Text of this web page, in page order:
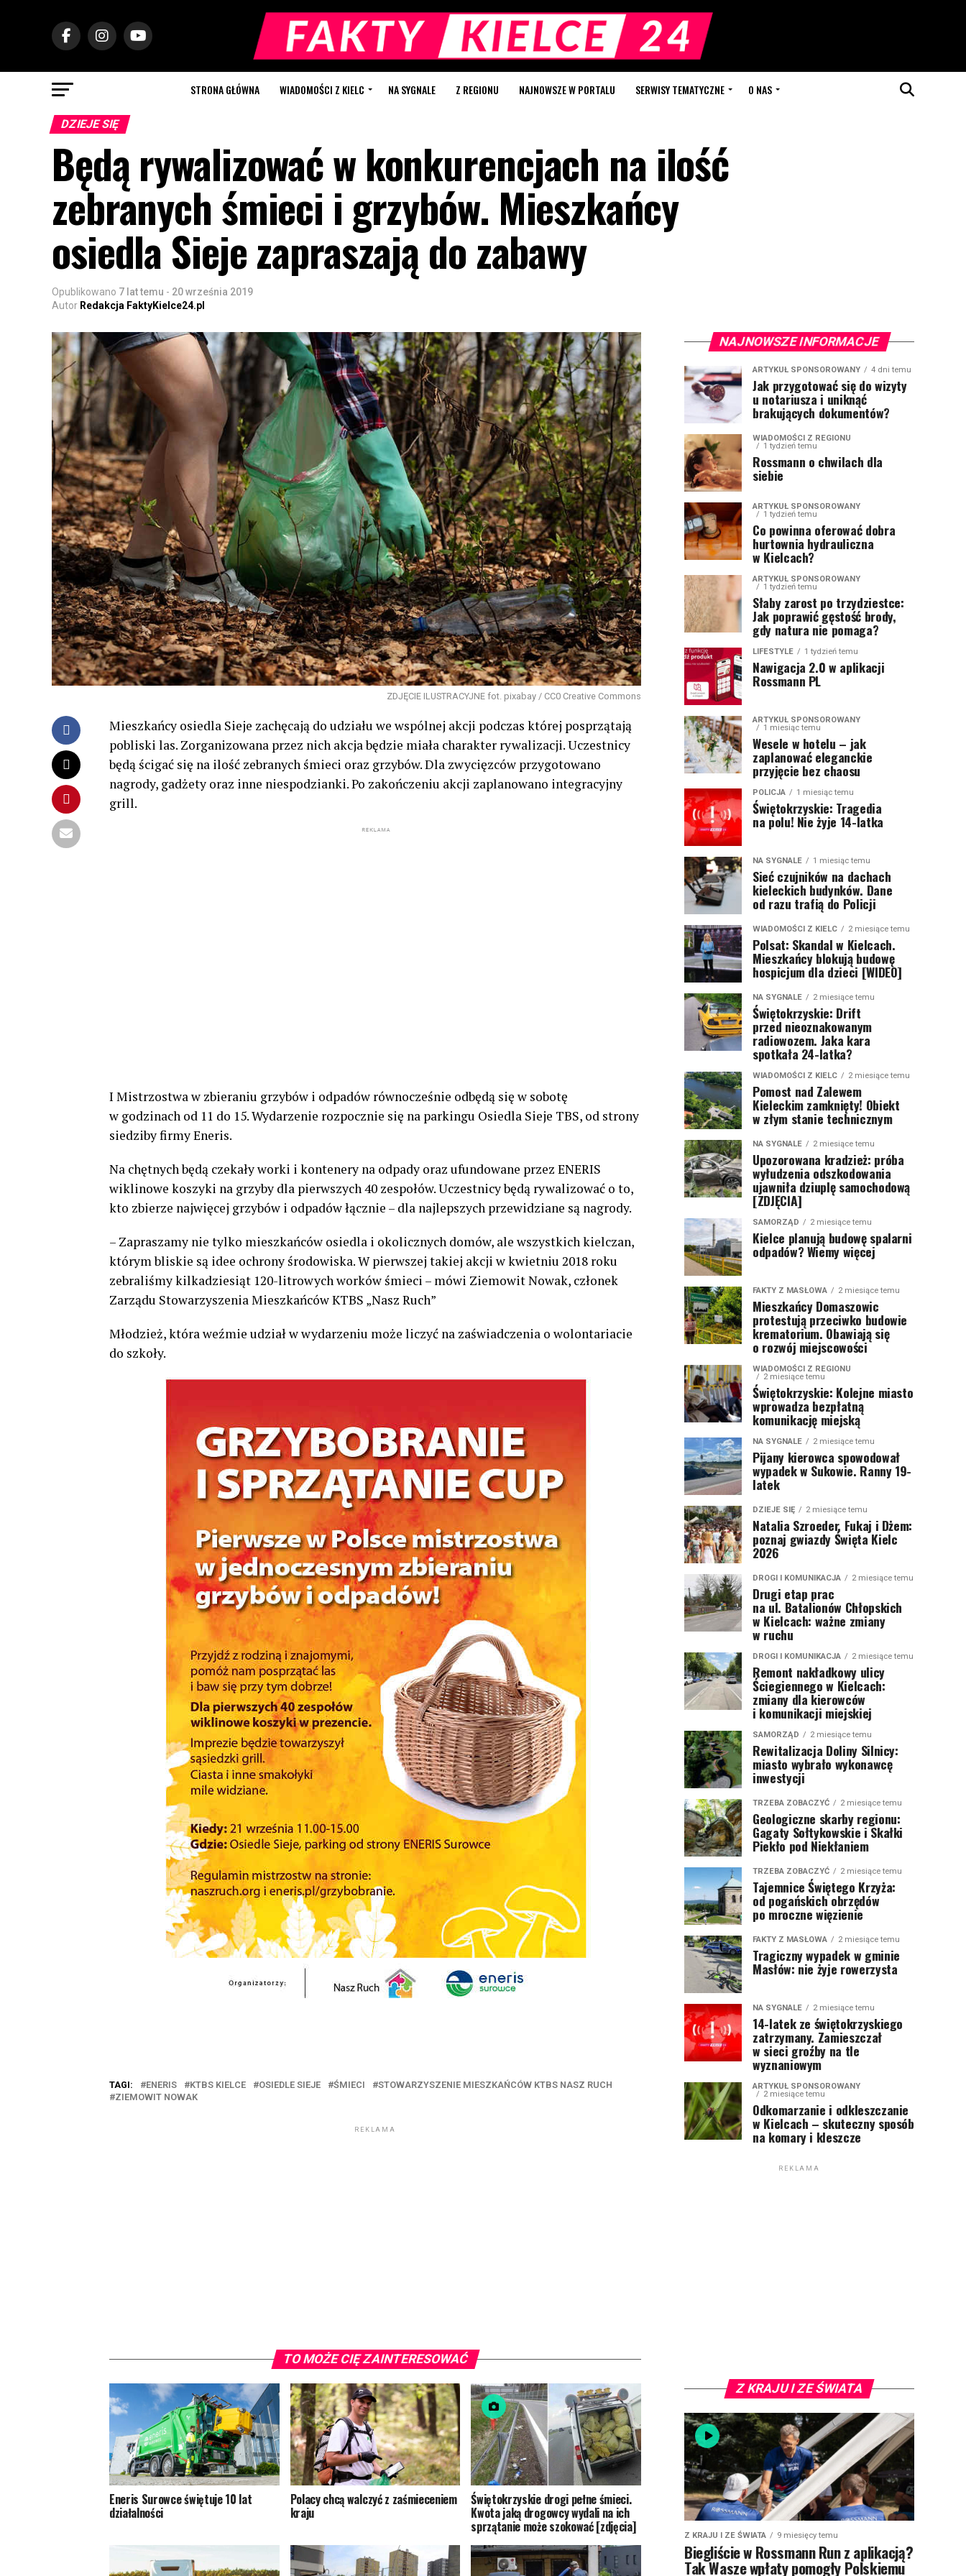
STRONA GŁÓWNA WIADOMOŚCI Z KIELC NA SYGNALE Z REGIONU NAJNOWSZE W PORTALU SERWISY TEMATYCZNE O NAS
DZIEJE SIĘ
Będą rywalizować w konkurencjach na ilość
zebranych śmieci i grzybów. Mieszkańcy
osiedla Sieje zapraszają do zabawy
Opublikowano 7 lat temu - 20 września 2019
Autor Redakcja FaktyKielce24.pl
ZDJĘCIE ILUSTRACYJNE fot. pixabay / CC0 Creative Commons
Mieszkańcy osiedla Sieje zachęcają do udziału we wspólnej akcji podczas której posprzątają
pobliski las. Zorganizowana przez nich akcja będzie miała charakter rywalizacji. Uczestnicy
będą ścigać się na ilość zebranych śmieci oraz grzybów. Dla zwycięzców przygotowano
nagrody, gadżety oraz inne niespodzianki. Po zakończeniu akcji zaplanowano integracyjny
grill.
I Mistrzostwa w zbieraniu grzybów i odpadów równocześnie odbędą się w sobotę
w godzinach od 11 do 15. Wydarzenie rozpocznie się na parkingu Osiedla Sieje TBS, od strony
siedziby firmy Eneris.
Na chętnych będą czekały worki i kontenery na odpady oraz ufundowane przez ENERIS
wiklinowe koszyki na grzyby dla pierwszych 40 zespołów. Uczestnicy będą rywalizować o to,
kto zbierze najwięcej grzybów i odpadów łącznie – dla najlepszych przewidziane są nagrody.
– Zapraszamy nie tylko mieszkańców osiedla i okolicznych domów, ale wszystkich kielczan,
którym bliskie są idee ochrony środowiska. W pierwszej takiej akcji w kwietniu 2018 roku
zebraliśmy kilkadziesiąt 120-litrowych worków śmieci – mówi Ziemowit Nowak, członek
Zarządu Stowarzyszenia Mieszkańców KTBS „Nasz Ruch”
Młodzież, która weźmie udział w wydarzeniu może liczyć na zaświadczenia o wolontariacie
do szkoły.
TAGI: ENERIS KTBS KIELCE OSIEDLE SIEJE ŚMIECI
STOWARZYSZENIE MIESZKAŃCÓW KTBS NASZ RUCH
ZIEMOWIT NOWAK
REKLAMA
TO MOŻE CIĘ ZAINTERESOWAĆ
Eneris Surowce świętuje 10 lat
działalności
Polacy chcą walczyć z zaśmieceniem
kraju
Świętokrzyskie drogi pełne śmieci.
Kwota jaką drogowcy wydali na ich
sprzątanie może szokować [zdjęcia]
NAJNOWSZE INFORMACJE
ARTYKUŁ SPONSOROWANY 4 dni temu
Jak przygotować się do wizyty
u notariusza i uniknąć
brakujących dokumentów?
WIADOMOŚCI Z REGIONU
1 tydzień temu
Rossmann o chwilach dla
siebie
ARTYKUŁ SPONSOROWANY
1 tydzień temu
Co powinna oferować dobra
hurtownia hydrauliczna
w Kielcach?
ARTYKUŁ SPONSOROWANY
1 tydzień temu
Słaby zarost po trzydziestce:
Jak poprawić gęstość brody,
gdy natura nie pomaga?
LIFESTYLE 1 tydzień temu
Nawigacja 2.0 w aplikacji
Rossmann PL
ARTYKUŁ SPONSOROWANY
1 miesiąc temu
Wesele w hotelu – jak
zaplanować eleganckie
przyjęcie bez chaosu
POLICJA 1 miesiąc temu
Świętokrzyskie: Tragedia
na polu! Nie żyje 14-latka
NA SYGNALE 1 miesiąc temu
Sieć czujników na dachach
kieleckich budynków. Dane
od razu trafią do Policji
WIADOMOŚCI Z KIELC 2 miesiące temu
Polsat: Skandal w Kielcach.
Mieszkańcy blokują budowę
hospicjum dla dzieci [WIDEO]
NA SYGNALE 2 miesiące temu
Świętokrzyskie: Drift
przed nieoznakowanym
radiowozem. Jaka kara
spotkała 24-latka?
WIADOMOŚCI Z KIELC 2 miesiące temu
Pomost nad Zalewem
Kieleckim zamknięty! Obiekt
w złym stanie technicznym
NA SYGNALE 2 miesiące temu
Upozorowana kradzież: próba
wyłudzenia odszkodowania
ujawniła dziuplę samochodową
[ZDJĘCIA]
SAMORZĄD 2 miesiące temu
Kielce planują budowę spalarni
odpadów? Wiemy więcej
FAKTY Z MASŁOWA 2 miesiące temu
Mieszkańcy Domaszowic
protestują przeciwko budowie
krematorium. Obawiają się
o rozwój miejscowości
WIADOMOŚCI Z REGIONU
2 miesiące temu
Świętokrzyskie: Kolejne miasto
wprowadza bezpłatną
komunikację miejską
NA SYGNALE 2 miesiące temu
Pijany kierowca spowodował
wypadek w Sukowie. Ranny 19-
latek
DZIEJE SIĘ 2 miesiące temu
Natalia Szroeder, Fukaj i Dżem:
poznaj gwiazdy Święta Kielc
2026
DROGI I KOMUNIKACJA 2 miesiące temu
Drugi etap prac
na ul. Batalionów Chłopskich
w Kielcach: ważne zmiany
w ruchu
DROGI I KOMUNIKACJA 2 miesiące temu
Remont nakładkowy ulicy
Ściegiennego w Kielcach:
zmiany dla kierowców
i komunikacji miejskiej
SAMORZĄD 2 miesiące temu
Rewitalizacja Doliny Silnicy:
miasto wybrało wykonawcę
inwestycji
TRZEBA ZOBACZYĆ 2 miesiące temu
Geologiczne skarby regionu:
Gagaty Sołtykowskie i Skałki
Piekło pod Niekłaniem
TRZEBA ZOBACZYĆ 2 miesiące temu
Tajemnice Świętego Krzyża:
od pogańskich obrzędów
po mroczne więzienie
FAKTY Z MASŁOWA 2 miesiące temu
Tragiczny wypadek w gminie
Masłów: nie żyje rowerzysta
NA SYGNALE 2 miesiące temu
14-latek ze świętokrzyskiego
zatrzymany. Zamieszczał
w sieci groźby na tle
wyznaniowym
ARTYKUŁ SPONSOROWANY
2 miesiące temu
Odkomarzanie i odkleszczanie
w Kielcach – skuteczny sposób
na komary i kleszcze
REKLAMA
Z KRAJU I ZE ŚWIATA
Z KRAJU I ZE ŚWIATA 9 miesięcy temu
Biegliście w Rossmann Run z aplikacją?
Tak Wasze wpłaty pomogły Polskiemu